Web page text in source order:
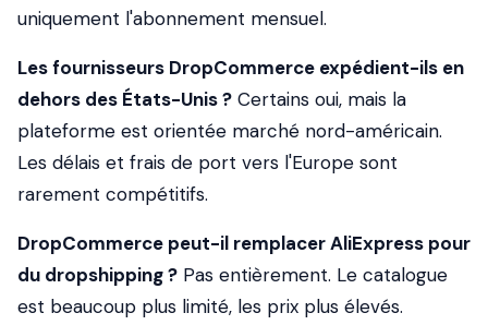
uniquement l'abonnement mensuel.
Les fournisseurs DropCommerce expédient-ils en
dehors des États-Unis ? Certains oui, mais la
plateforme est orientée marché nord-américain.
Les délais et frais de port vers l'Europe sont
rarement compétitifs.
DropCommerce peut-il remplacer AliExpress pour
du dropshipping ? Pas entièrement. Le catalogue
est beaucoup plus limité, les prix plus élevés.